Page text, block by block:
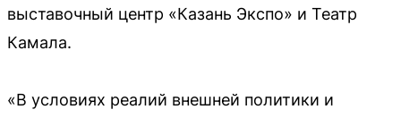
выставочный центр «Казань Экспо» и Театр
Камала.
«В условиях реалий внешней политики и